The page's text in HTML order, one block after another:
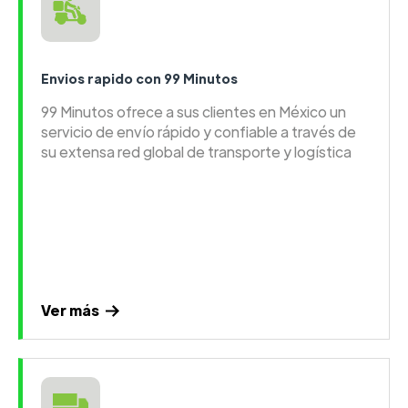
Envios rapido con 99 Minutos
99 Minutos ofrece a sus clientes en México un
servicio de envío rápido y confiable a través de
su extensa red global de transporte y logística
Ver más